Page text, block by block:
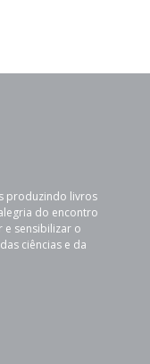
produzindo livros
do encontro
e sensibilizar o
ciências e da